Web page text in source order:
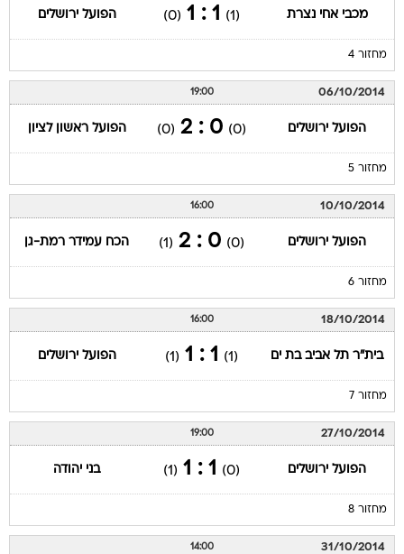
מכבי אחי נצרת (1)
1 : 1
(0) הפועל ירושלים
מחזור 4
06/10/2014
19:00
הפועל ירושלים (0)
0 : 2
(0) הפועל ראשון לציון
מחזור 5
10/10/2014
16:00
הפועל ירושלים (0)
0 : 2
(1) הכח עמידר רמת-גן
מחזור 6
18/10/2014
16:00
בית"ר תל אביב בת ים (1)
1 : 1
(1) הפועל ירושלים
מחזור 7
27/10/2014
19:00
הפועל ירושלים (0)
1 : 1
(1) בני יהודה
מחזור 8
31/10/2014
14:00